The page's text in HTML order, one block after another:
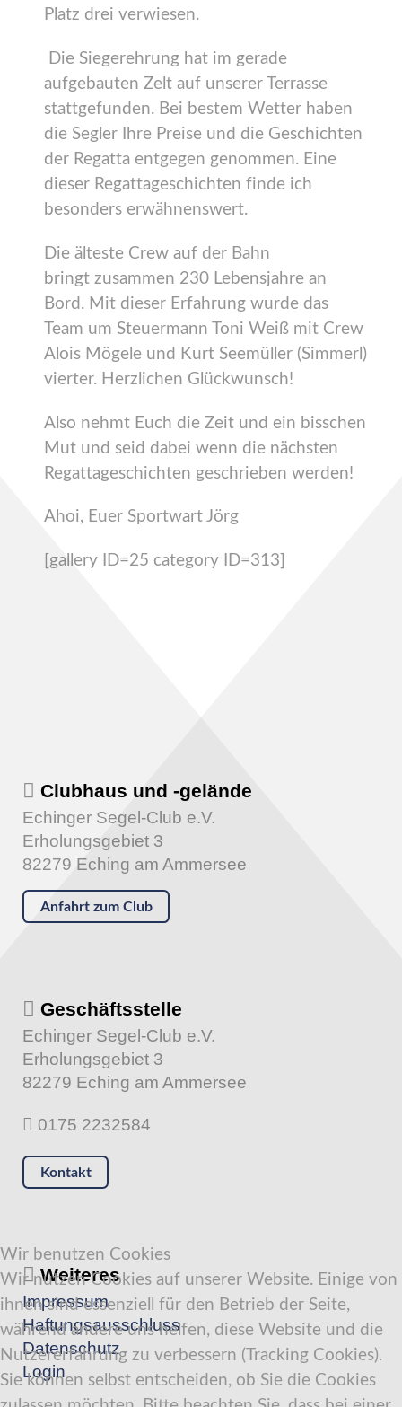
Platz drei verwiesen.
Die Siegerehrung hat im gerade
aufgebauten Zelt auf unserer Terrasse
stattgefunden. Bei bestem Wetter haben
die Segler Ihre Preise und die Geschichten
der Regatta entgegen genommen. Eine
dieser Regattageschichten finde ich
besonders erwähnenswert.
Die älteste Crew auf der Bahn
bringt zusammen 230 Lebensjahre an
Bord. Mit dieser Erfahrung wurde das
Team um Steuermann Toni Weiß mit Crew
Alois Mögele und Kurt Seemüller (Simmerl)
vierter. Herzlichen Glückwunsch!
Also nehmt Euch die Zeit und ein bisschen
Mut und seid dabei wenn die nächsten
Regattageschichten geschrieben werden!
Ahoi, Euer Sportwart Jörg
[gallery ID=25 category ID=313]
Clubhaus und -gelände
Echinger Segel-Club e.V.
Erholungsgebiet 3
82279 Eching am Ammersee
Anfahrt zum Club
Geschäftsstelle
Echinger Segel-Club e.V.
Erholungsgebiet 3
82279 Eching am Ammersee
0175 2232584
Kontakt
Weiteres
Impressum
Haftungsausschluss
Datenschutz
Login
Wir benutzen Cookies
Wir nutzen Cookies auf unserer Website. Einige von
ihnen sind essenziell für den Betrieb der Seite,
während andere uns helfen, diese Website und die
Nutzererfahrung zu verbessern (Tracking Cookies).
Sie können selbst entscheiden, ob Sie die Cookies